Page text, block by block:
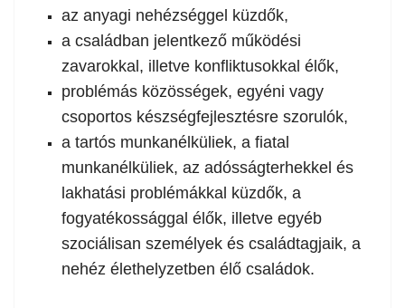
az anyagi nehézséggel küzdők,
a családban jelentkező működési
zavarokkal, illetve konfliktusokkal élők,
problémás közösségek, egyéni vagy
csoportos készségfejlesztésre szorulók,
a tartós munkanélküliek, a fiatal
munkanélküliek, az adósságterhekkel és
lakhatási problémákkal küzdők, a
fogyatékossággal élők, illetve egyéb
szociálisan személyek és családtagjaik, a
nehéz élethelyzetben élő családok.